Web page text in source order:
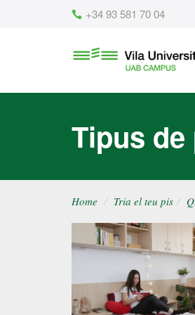
+34 93 581 70 04
Universitària
Tipus de
Home Tria el teu pis